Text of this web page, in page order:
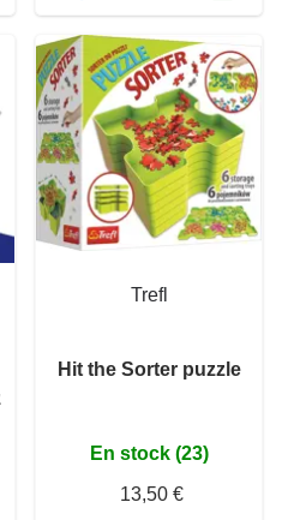
Trefl
Hit the Sorter puzzle
En stock (23)
13,50 €